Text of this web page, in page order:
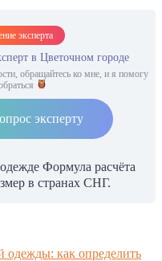
эксперта
в Цветочном городе
обращайтесь ко мне, и я помогу
эксперту
Формула расчёта
в странах СНГ.
одежды: как определить